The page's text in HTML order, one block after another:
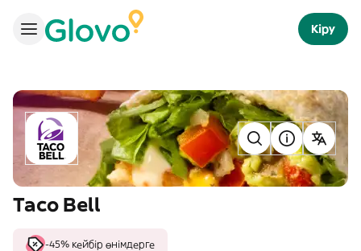
Кіру
Taco Bell
-45% кейбір өнімдерге